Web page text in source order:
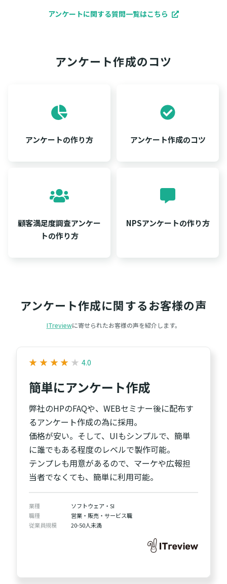
アンケートに関する質問一覧はこちら
アンケート作成のコツ
アンケートの作り方 アンケート作成のコツ
顧客満足度調査アンケー
トの作り方
NPSアンケートの作り方
アンケート作成に関するお客様の声
ITreviewに寄せられたお客様の声を紹介します。
★
★ ★
★ ★
★ ★
★ ★
★ 4.0
簡単にアンケート作成
弊社のHPのFAQや、WEBセミナー後に配布す
るアンケート作成の為に採用。
価格が安い。そして、UIもシンプルで、簡単
に誰でもある程度のレベルで製作可能。
テンプレも用意があるので、マーケや広報担
当者でなくても、簡単に利用可能。
業種
ソフトウェア・SI
職種
営業・販売・サービス職
従業員規模
20-50人未満